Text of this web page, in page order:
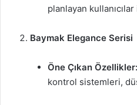
planlayan
Baymak Elegance Serisi
Öne Çıkan Özellikler:
kontrol sistemleri,